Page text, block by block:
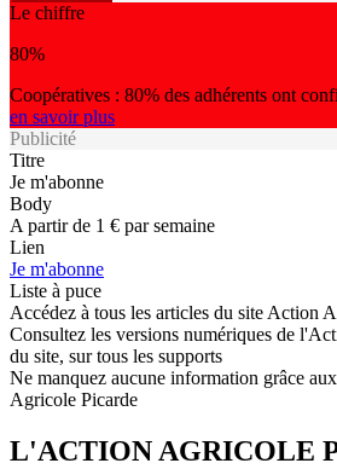
Le chiffre
80%
Coopératives : 80% des adhérents ont
en savoir plus
Publicité
Titre
Je m'abonne
Body
A partir de 1 € par semaine
Lien
Je m'abonne
Liste à puce
Accédez à tous les articles du site Action
Consultez les versions numériques de
du site, sur tous les supports
Ne manquez aucune information grâce
Agricole Picarde
L'ACTION AGRICOLE